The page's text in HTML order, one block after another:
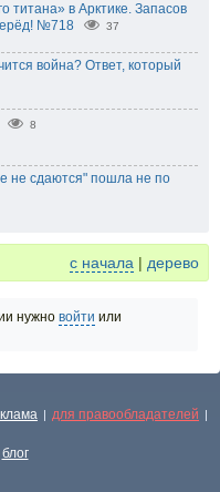
титана» в Арктике. Запасов
№718
37
война? Ответ, который
8
не сдаются" пошла не по
с начала | дерево
нужно войти или
| для правообладателей |
блог